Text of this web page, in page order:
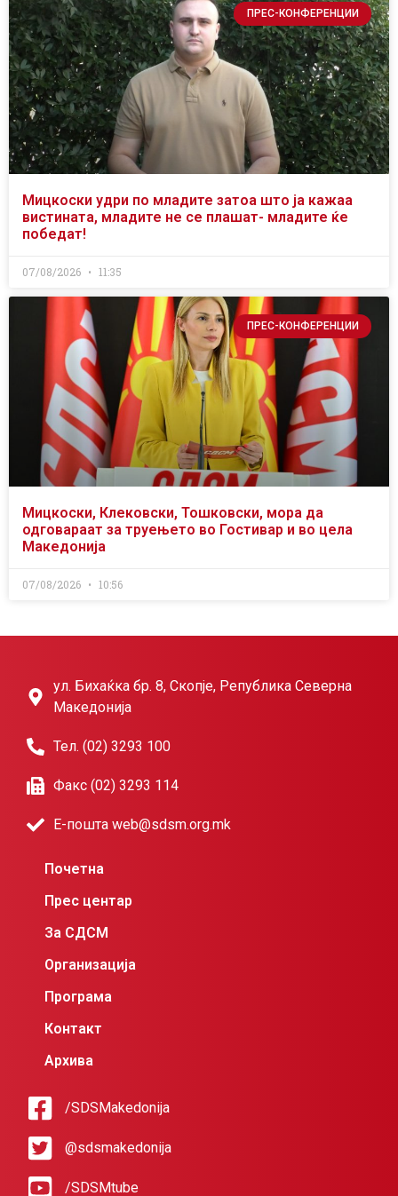
ПРЕС-КОНФЕРЕНЦИИ
Мицкоски удри по младите затоа што ја кажаа
вистината, младите не се плашат- младите ќе
победат!
07/08/2026 11:35
ПРЕС-КОНФЕРЕНЦИИ
Мицкоски, Клековски, Тошковски, мора да
одговараат за труењето во Гостивар и во цела
Македонија
07/08/2026 10:56
ул. Бихаќка бр. 8, Скопје, Република Северна
Македонија
Тел. (02) 3293 100
Факс (02) 3293 114
Е-пошта web@sdsm.org.mk
Почетна
Прес центар
За СДСМ
Организација
Програма
Контакт
Архива
/SDSMakedonija
@sdsmakedonija
/SDSMtube